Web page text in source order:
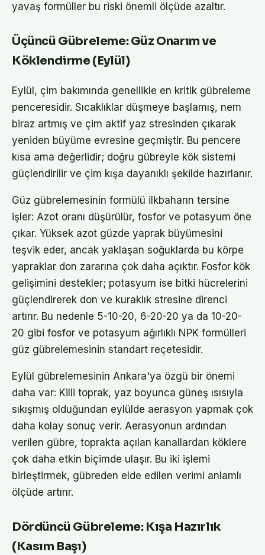
yavaş formüller bu riski önemli ölçüde azaltır.
Üçüncü Gübreleme: Güz Onarım ve
Köklendirme (Eylül)
Eylül, çim bakımında genellikle en kritik gübreleme
penceresidir. Sıcaklıklar düşmeye başlamış, nem
biraz artmış ve çim aktif yaz stresinden çıkarak
yeniden büyüme evresine geçmiştir. Bu pencere
kısa ama değerlidir; doğru gübreyle kök sistemi
güçlendirilir ve çim kışa dayanıklı şekilde hazırlanır.
Güz gübrelemesinin formülü ilkbaharın tersine
işler: Azot oranı düşürülür, fosfor ve potasyum öne
çıkar. Yüksek azot güzde yaprak büyümesini
teşvik eder, ancak yaklaşan soğuklarda bu körpe
yapraklar don zararına çok daha açıktır. Fosfor kök
gelişimini destekler; potasyum ise bitki hücrelerini
güçlendirerek don ve kuraklık stresine direnci
artırır. Bu nedenle 5-10-20, 6-20-20 ya da 10-20-
20 gibi fosfor ve potasyum ağırlıklı NPK formülleri
güz gübrelemesinin standart reçetesidir.
Eylül gübrelemesinin Ankara'ya özgü bir önemi
daha var: Killi toprak, yaz boyunca güneş ısısıyla
sıkışmış olduğundan eylülde aerasyon yapmak çok
daha kolay sonuç verir. Aerasyonun ardından
verilen gübre, toprakta açılan kanallardan köklere
çok daha etkin biçimde ulaşır. Bu iki işlemi
birleştirmek, gübreden elde edilen verimi anlamlı
ölçüde artırır.
Dördüncü Gübreleme: Kışa Hazırlık
(Kasım Başı)